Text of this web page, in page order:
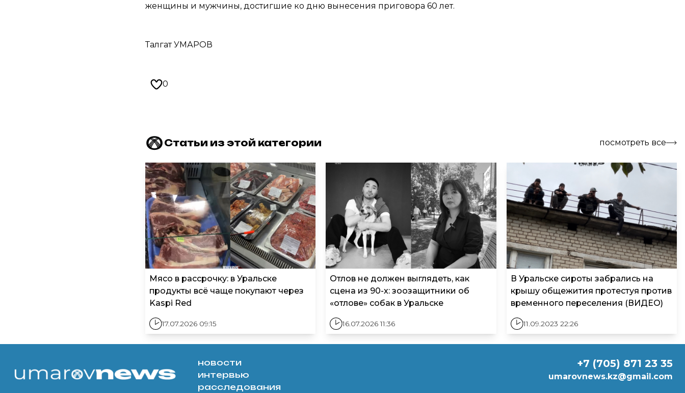
женщины и мужчины, достигшие ко дню вынесения приговора 60 лет.
Талгат УМАРОВ
0
Статьи из этой категории посмотреть все
Мясо в рассрочку: в Уральске
продукты всё чаще покупают через
Kaspi Red
17.07.2026 09:15
Отлов не должен выглядеть, как
сцена из 90-х: зоозащитники об
«отлове» собак в Уральске
16.07.2026 11:36
В Уральске сироты забрались на
крышу общежития протестуя против
временного переселения (ВИДЕО)
11.09.2023 22:26
новости
интервью
расследования
+7 (705) 871 23 35
umarovnews.kz@gmail.com